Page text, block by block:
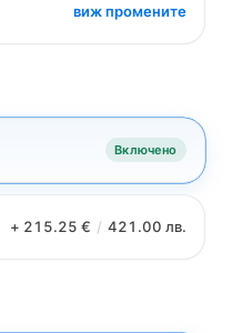
виж промените
Включено
+ 215.25 € / 421.00 лв.